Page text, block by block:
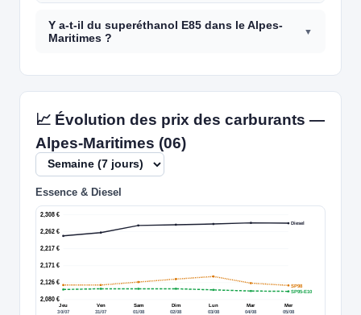
Y a-t-il du superéthanol E85 dans le Alpes-
Maritimes ?
📈 Évolution des prix des carburants —
Alpes-Maritimes (06)
Essence & Diesel
2,080 €
2,126 €
2,171 €
2,217 €
2,262 €
2,308 €
Jeu
30/07
Ven
31/07
Sam
01/08
Dim
02/08
Lun
03/08
Mar
04/08
Mer
05/08
Diesel
SP95-E10
SP98